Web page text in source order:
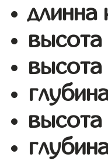
длинна
высота
высота